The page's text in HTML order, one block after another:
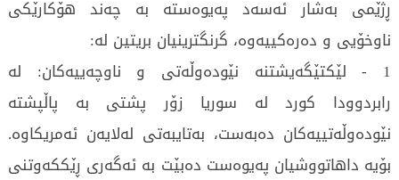
ڕژێمی بەشار ئەسەد پەیوەستە بە چەند هۆکارێکی
ناوخۆیی و دەرەکییەوە، گرنگترینیان بریتین لە:
1 - لێکتێگەیشتنە نێودەوڵەتی و ناوچەییەکان: لە
رابردوودا کورد لە سوریا زۆر پشتی بە پاڵپشتە
نێودەوڵەتییەکان دەبەست، بەتایبەتی لەلایەن ئەمریکاوە.
بۆیە داهاتووشیان پەیوەست دەبێت بە ئەگەری ڕێککەوتنی